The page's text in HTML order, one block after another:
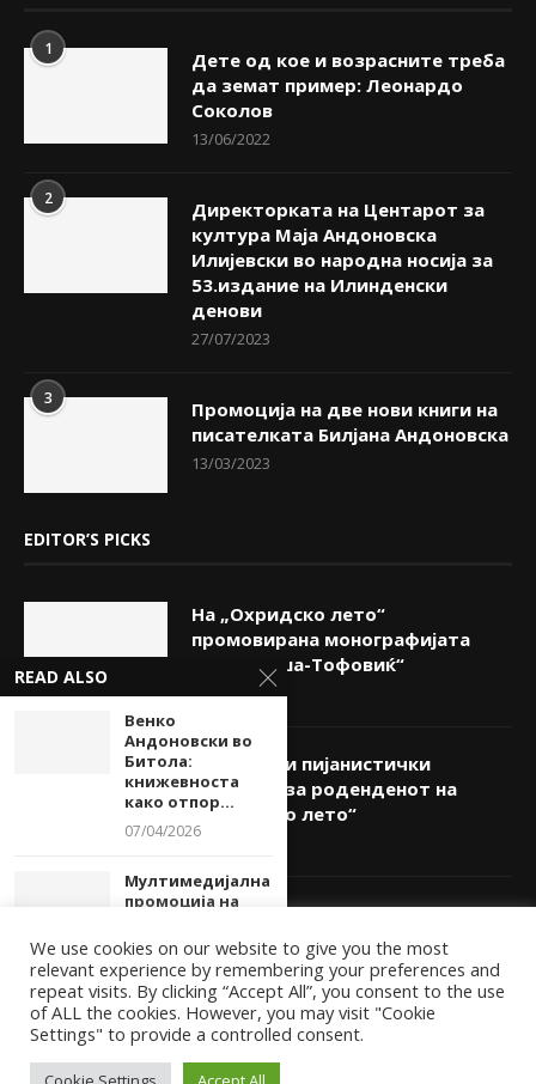
1
Дете од кое и возрасните треба
да земат пример: Леонардо
Соколов
13/06/2022
2
Директорката на Центарот за
култура Маја Андоновска
Илијевски во народна носија за
53.издание на Илинденски
денови
27/07/2023
3
Промоција на две нови книги на
писателката Билјана Андоновска
13/03/2023
EDITOR’S PICKS
На „Охридско лето“
промовирана монографијата
„Ана Липша-Тофовиќ“
05/08/2026
„Вокален и пијанистички
огномет“ за роденденот на
„Охридско лето“
05/08/2026
Триото „Интерарт“ со концерт
на Бит фест
05/08/2026
READ ALSO
Венко
Андоновски во
Битола:
книжевноста
како отпор...
07/04/2026
Мултимедијална
промоција на
Љупчо Јолевски...
04/04/2024
Концерт на
победниците на
првото издание
We use cookies on our website to give you the most
relevant experience by remembering your preferences and
repeat visits. By clicking “Accept All”, you consent to the use
of ALL the cookies. However, you may visit "Cookie
Settings" to provide a controlled consent.